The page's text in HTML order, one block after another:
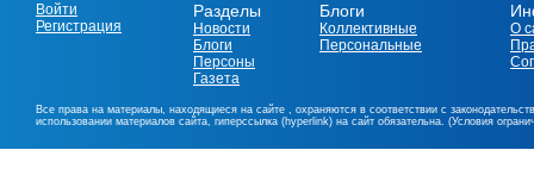
Войти
Регистрация
Разделы
Новости
Блоги
Персоны
Газета
Блоги
Коллективные
Персональные
О
Все права на материалы, находящиеся на сайте , охраняются в соответствии с
использовании материалов сайта, гиперссылка (hyperlink) на сайт обязательна. (Условия